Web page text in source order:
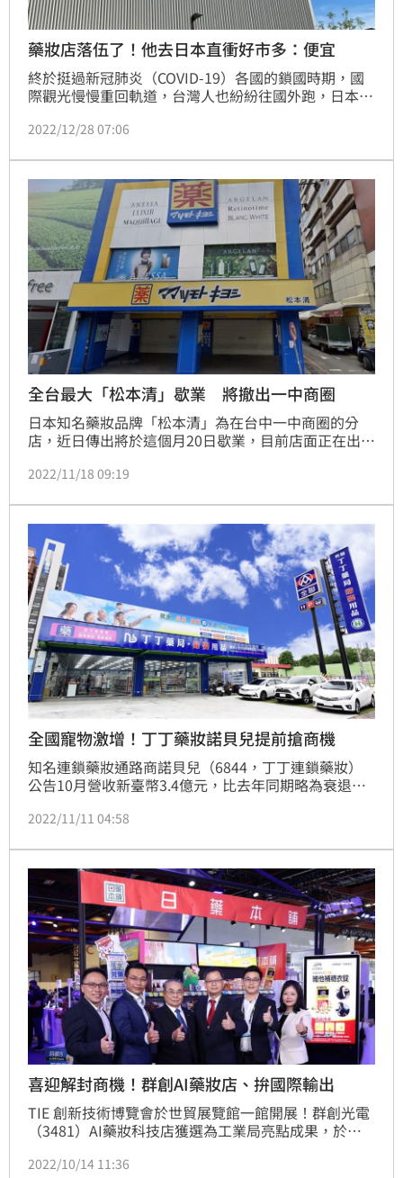
藥妝店落伍了！他去日本直衝好市多：便宜
終於挺過新冠肺炎（COVID-19）各國的鎖國時期，國
際觀光慢慢重回軌道，台灣人也紛紛往國外跑，日本一
店，有網友分享，現在去逛好市多反而更好，除了買得
2022/12/28 07:06
全台最大「松本清」歇業 將撤出一中商圈
日本知名藥妝品牌「松本清」為在台中一中商圈的分
店，近日傳出將於這個月20日歇業，目前店面正在出清
告，除了月租金的問題外，業界分析與疫情、商圈轉移
2022/11/18 09:19
全國寵物激增！丁丁藥妝諾貝兒提前搶商機
知名連鎖藥妝通路商諾貝兒（6844，丁丁連鎖藥妝）
公告10月營收新臺幣3.4億元，比去年同期略為衰退
11.76%。隨新冠肺炎防疫措施鬆綁，雖然民眾對防疫
長，也因此，諾貝兒持續針對相關產品組合進行強化。
（記者：吳康瑋）
2022/11/11 04:58
喜迎解封商機！群創AI藥妝店、拚國際輸出
TIE 創新技術博覽會於世貿展覽館一館開展！群創光電
（3481）AI藥妝科技店獲選為工業局亮點成果，於創
表示，新興科技驅動零售業數位韌性競爭力，工業局
2022/10/14 11:36